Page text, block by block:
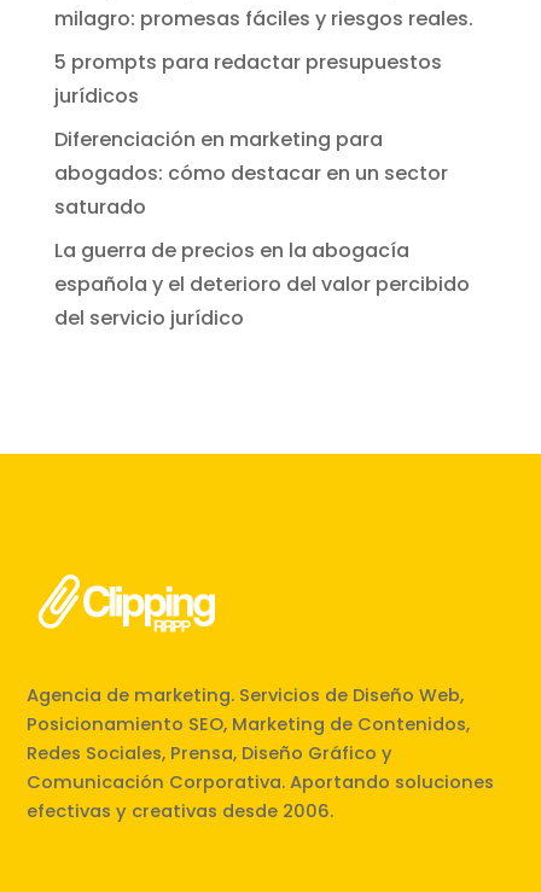
milagro: promesas fáciles y riesgos reales.
5 prompts para redactar presupuestos
jurídicos
Diferenciación en marketing para
abogados: cómo destacar en un sector
saturado
La guerra de precios en la abogacía
española y el deterioro del valor percibido
del servicio jurídico
Agencia de marketing. Servicios de Diseño Web,
Posicionamiento SEO, Marketing de Contenidos,
Redes Sociales, Prensa, Diseño Gráfico y
Comunicación Corporativa. Aportando soluciones
efectivas y creativas desde 2006.